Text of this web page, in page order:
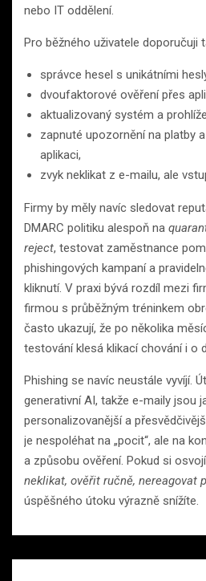
nebo IT oddělení.
Pro běžného uživatele doporučuji
správce hesel s unikátními
dvoufaktorové ověření přes
aktualizovaný systém a
zapnuté upozornění na platby
aplikaci,
zvyk neklikat z e-mailu, ale
Firmy by měly navíc sledovat
DMARC politiku alespoň na
reject, testovat zaměstnance
phishingových kampaní a
kliknutí. V praxi bývá rozdíl mezi
firmou s průběžným tréninkem
často ukazují, že po několika
testování klesá klikací chování i o
Phishing se navíc neustále vyvíjí.
generativní AI, takže e-maily jsou
personalizovanější a
je nespoléhat na „pocit“, ale na
a způsobu ověření. Pokud si
neklikat, ověřit ručně, nereagovat
úspěšného útoku výrazně snížíte.